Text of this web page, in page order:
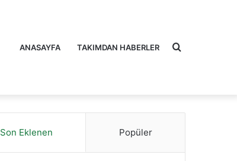
ANASAYFA TAKIMDAN HABERLER Arama
Son Eklenen Popüler